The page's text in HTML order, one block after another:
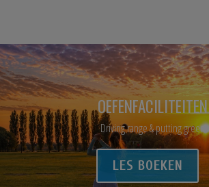
OEFENFACILITEITEN
Driving range & putting green
LES BOEKEN